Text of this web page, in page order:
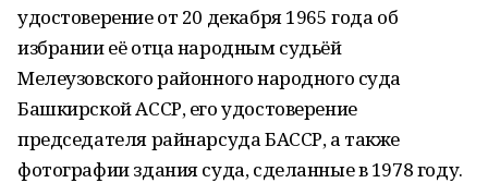
удостоверение от 20 декабря 1965 года об
избрании её отца народным судьёй
Мелеузовского районного народного суда
Башкирской АССР, его удостоверение
председателя райнарсуда БАССР, а также
фотографии здания суда, сделанные в 1978 году.